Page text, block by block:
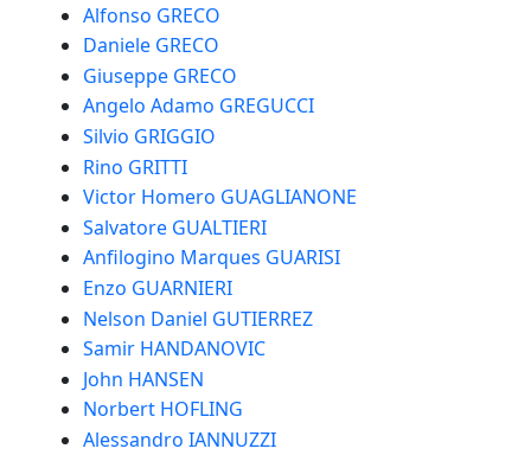
Alfonso GRECO
Daniele GRECO
Giuseppe GRECO
Angelo Adamo GREGUCCI
Silvio GRIGGIO
Rino GRITTI
Victor Homero GUAGLIANONE
Salvatore GUALTIERI
Anfilogino Marques GUARISI
Enzo GUARNIERI
Nelson Daniel GUTIERREZ
Samir HANDANOVIC
John HANSEN
Norbert HOFLING
Alessandro IANNUZZI